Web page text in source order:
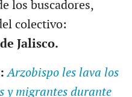
los buscadores,
colectivo:
Jalisco.
Arzobispo les lava los
y migrantes durante